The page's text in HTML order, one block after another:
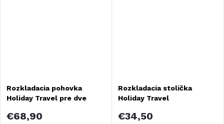
Rozkladacia pohovka
Holiday Travel pre dve
€68,90
Rozkladacia stolička
Holiday Travel
€34,50